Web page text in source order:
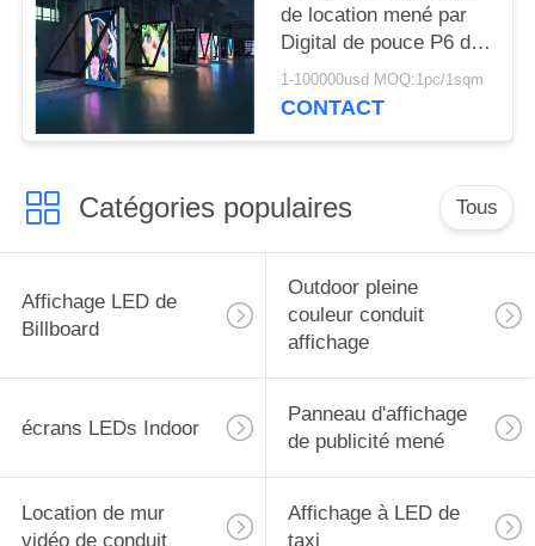
de location mené par
Digital de pouce P6 du
joueur 55 de panneau
d'affichage de publicité
1-100000usd MOQ:1pc/1sqm
CONTACT
Catégories populaires Tous
Affichage LED de
Billboard
Outdoor pleine
couleur conduit
affichage
écrans LEDs Indoor
Panneau d'affichage
de publicité mené
Location de mur
vidéo de conduit
Affichage à LED de
taxi